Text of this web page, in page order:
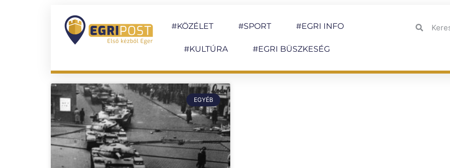
#KÖZÉLET #SPORT #EGRI INFO
#KULTÚRA #EGRI BÜSZKESÉG
EGYÉB